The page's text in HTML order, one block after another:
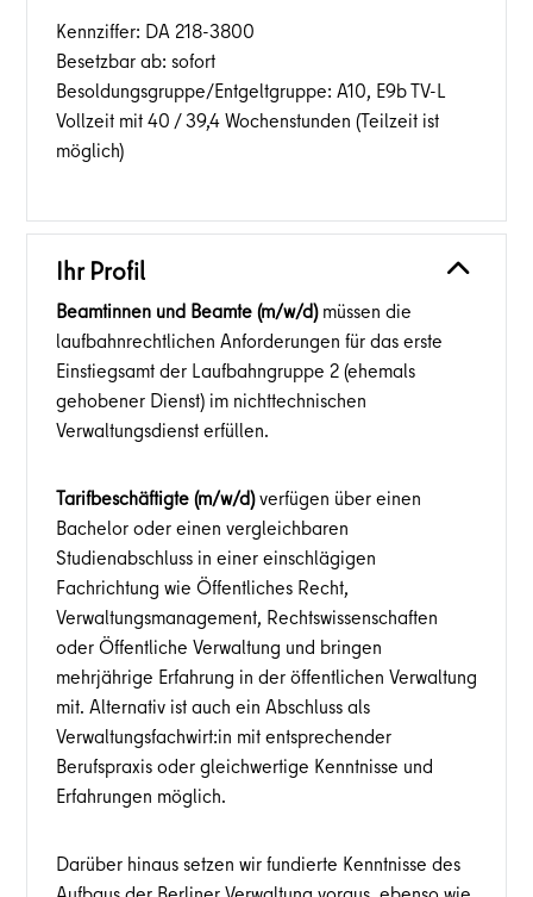
Kennziffer: DA 218-3800
Besetzbar ab: sofort
Besoldungsgruppe/Entgeltgruppe: A10, E9b TV-L
Vollzeit mit 40 / 39,4 Wochenstunden (Teilzeit ist
möglich)
Ihr Profil
Beamtinnen und Beamte (m/w/d)müssen die
laufbahnrechtlichen Anforderungen für das erste
Einstiegsamt der Laufbahngruppe 2 (ehemals
gehobener Dienst) im nichttechnischen
Verwaltungsdienst erfüllen.
Tarifbeschäftigte (m/w/d)verfügen über einen
Bachelor oder einen vergleichbaren
Studienabschluss in einer einschlägigen
Fachrichtung wie Öffentliches Recht,
Verwaltungsmanagement, Rechtswissenschaften
oder Öffentliche Verwaltung und bringen
mehrjährige Erfahrung in der öffentlichen Verwaltung
mit. Alternativ ist auch ein Abschluss als
Verwaltungsfachwirt:in mit entsprechender
Berufspraxis oder gleichwertige Kenntnisse und
Erfahrungen möglich.
Darüber hinaus setzen wir fundierte Kenntnisse des